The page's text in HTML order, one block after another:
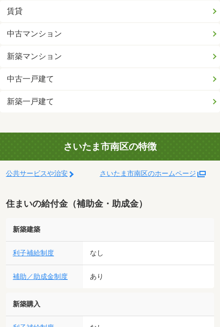
賃貸
中古マンション
新築マンション
中古一戸建て
新築一戸建て
さいたま市南区の特徴
公共サービスや治安 さいたま市南区のホームページ
住まいの給付金（補助金・助成金）
新築建築
利子補給制度 なし
補助／助成金制度 あり
新築購入